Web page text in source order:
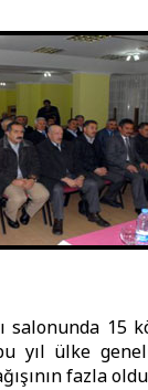
salonunda 15
yıl ülke
fazla